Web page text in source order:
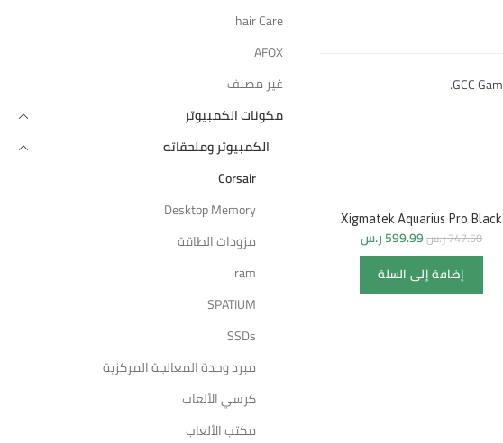
-20%
Xigmatek Aquarius Pro Black
747.50ر.س599.99ر.س
إضافة إلى السلة
Arktek GTX1650 4GB Dual Fan
805.00ر.س656.65
hair Care
AFOX
غير مصنف
مكونات الكمبيوتر
الكمبيوتر وملحقاته
Corsair
Desktop Memory
مزودات الطاقة
ram
SPATIUM
SSDs
مبرد وحدة المعالجة المركزية
كرسي الألعاب
مكتب الألعاب